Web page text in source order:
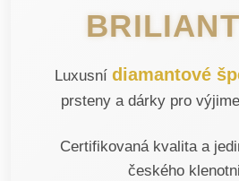
Luxusní diamantové
prsteny a dárky pro
Certifikovaná kvalita a
českého